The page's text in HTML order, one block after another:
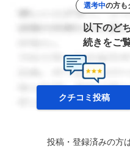
選考中の方も
以下のど
続きをご
クチコミ投稿
投稿・登録済みの方